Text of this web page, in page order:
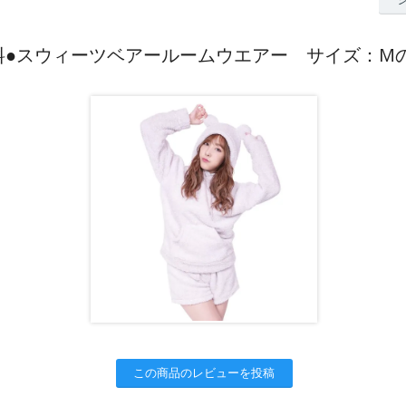
●スウィーツベアールームウエアー サイズ：M
この商品のレビューを投稿